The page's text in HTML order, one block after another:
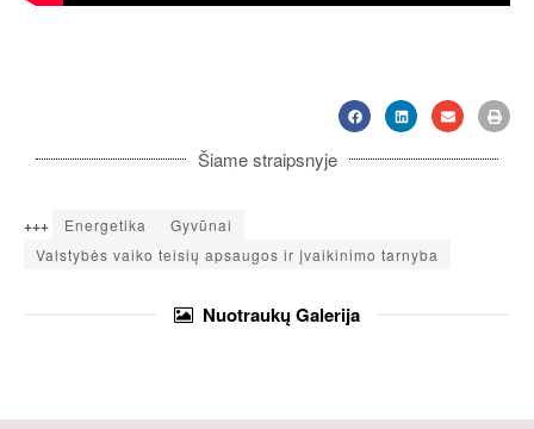
Šiame straipsnyje
+++ Energetika
Gyvūnai
Valstybės vaiko teisių apsaugos ir įvaikinimo tarnyba
NuotraukųGalerija